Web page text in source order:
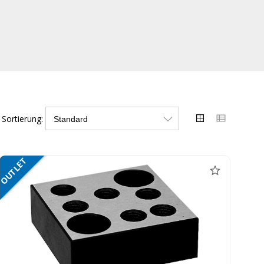
Sortierung:
NETTO
OUTLET